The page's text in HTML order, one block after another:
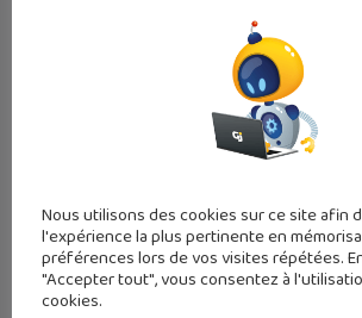
Nous utilisons des cookies sur ce site afin
l'expérience la plus pertinente en
préférences lors de vos visites répétées.
"Accepter tout", vous consentez à
cookies.